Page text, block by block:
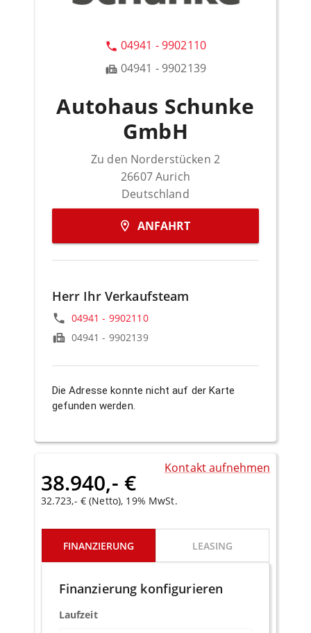
04941 - 9902110
04941 - 9902139
Autohaus Schunke
GmbH
Zu den Norderstücken 2
26607Aurich
Deutschland
ANFAHRT
Herr Ihr Verkaufsteam
04941 - 9902110
04941 - 9902139
Die Adresse konnte nicht auf der Karte
gefunden werden.
38.940,- €
32.723,- € (Netto), 19% MwSt.
Kontakt aufnehmen
FINANZIERUNG LEASING
Finanzierung konfigurieren
Laufzeit